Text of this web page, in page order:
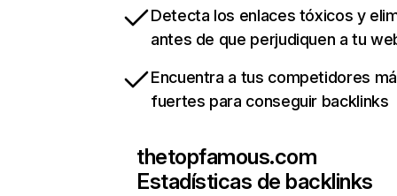
Detecta los enlaces tóxicos y
antes de que perjudiquen a tu
Encuentra a tus competidores
fuertes para conseguir backlinks
thetopfamous.com
Estadísticas de backlinks